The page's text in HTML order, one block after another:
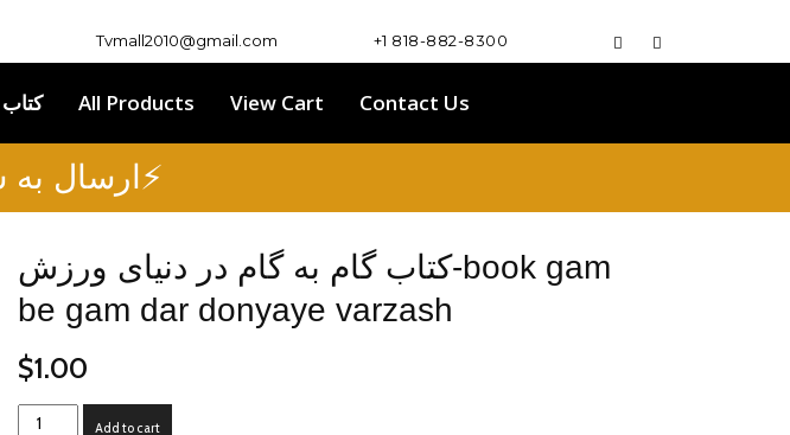
Tvmall2010@gmail.com +1 818-882-8300
Books – کتاب All Products View Cart Contact Us
⚡ ارسال به سراسر دنیا⚡
کتاب گام به گام در دنیای ورزش-book gam
be gam dar donyaye varzash
$1.00
کتاب
Add to cart